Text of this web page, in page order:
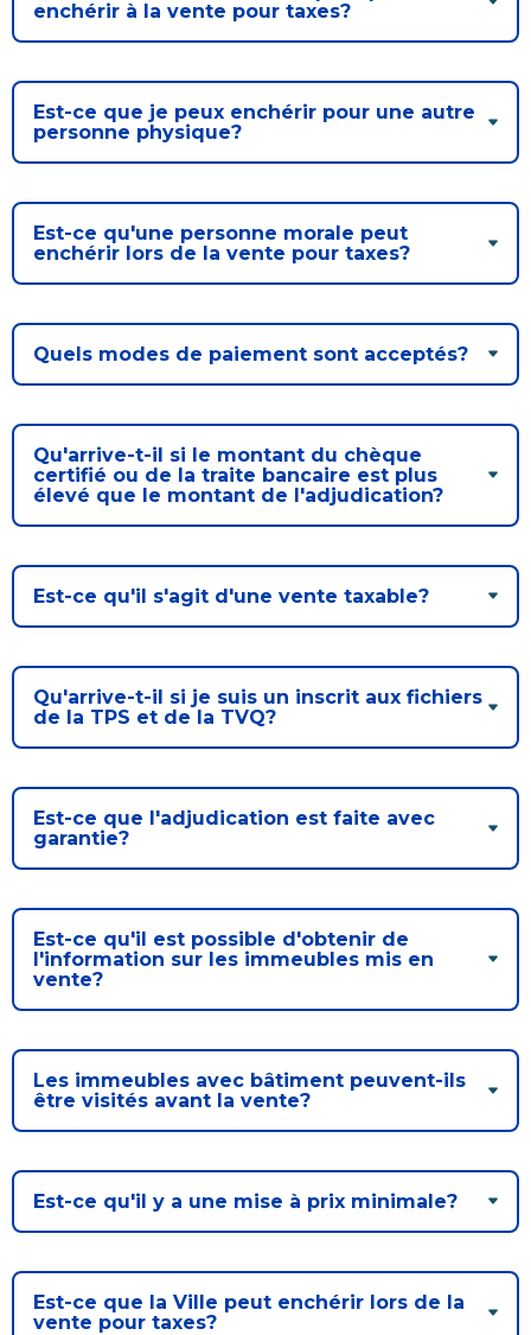
nouvelle
fenêtre
Bureau de l’éthique et de l’inspection
dans
une
Centre-ville de Longueuil
Centre-ville de Longueuil
Cour municipale et contravention
Cour municipale et contravention
Gouvernance et saine gestion
Office de participation publique de Longueuil
Office de participation publique de Longueuil
Ouvre
dans
fenêtre
Politiques municipales
Réclamations
Vérificatrice générale
enchérir à la vente pour taxes?
Est-ce que je peux enchérir pour une autre
personne physique?
Est-ce qu'une personne morale peut
enchérir lors de la vente pour taxes?
Quels modes de paiement sont acceptés?
Qu'arrive-t-il si le montant du chèque
certifié ou de la traite bancaire est plus
élevé que le montant de l'adjudication?
Est-ce qu'il s'agit d'une vente taxable?
Qu'arrive-t-il si je suis un inscrit aux fichiers
de la TPS et de la TVQ?
Est-ce que l'adjudication est faite avec
garantie?
Est-ce qu'il est possible d'obtenir de
l'information sur les immeubles mis en
vente?
Les immeubles avec bâtiment peuvent-ils
être visités avant la vente?
Est-ce qu'il y a une mise à prix minimale?
Est-ce que la Ville peut enchérir lors de la
vente pour taxes?